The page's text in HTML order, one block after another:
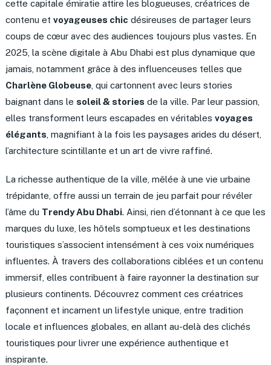
cette capitale émiratie attire les blogueuses, créatrices de
contenu et voyageuses chic désireuses de partager leurs
coups de cœur avec des audiences toujours plus vastes. En
2025, la scène digitale à Abu Dhabi est plus dynamique que
jamais, notamment grâce à des influenceuses telles que
Charlène Globeuse, qui cartonnent avec leurs stories
baignant dans le soleil & stories de la ville. Par leur passion,
elles transforment leurs escapades en véritables voyages
élégants , magnifiant à la fois les paysages arides du désert,
l’architecture scintillante et un art de vivre raffiné.
La richesse authentique de la ville, mêlée à une vie urbaine
trépidante, offre aussi un terrain de jeu parfait pour révéler
l’âme du Trendy Abu Dhabi. Ainsi, rien d’étonnant à ce que les
marques du luxe, les hôtels somptueux et les destinations
touristiques s’associent intensément à ces voix numériques
influentes. À travers des collaborations ciblées et un contenu
immersif, elles contribuent à faire rayonner la destination sur
plusieurs continents. Découvrez comment ces créatrices
façonnent et incarnent un lifestyle unique, entre tradition
locale et influences globales, en allant au-delà des clichés
touristiques pour livrer une expérience authentique et
inspirante.